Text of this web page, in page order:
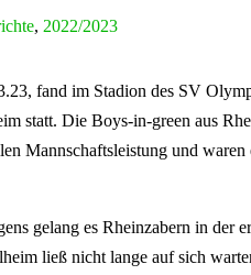
, 2022/2023
fand im Stadion des SV
statt. Die Boys-in-green aus
Mannschaftsleistung und waren
gelang es Rheinzabern in der
ließ nicht lange auf sich